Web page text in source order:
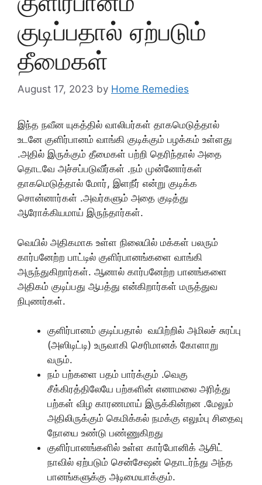
குடிப்பதால் ஏற்படும்
தீமைகள்
August 17, 2023 by Home Remedies
இந்த நவீன யுகத்தில் வாலிபர்கள் தாகமெடுத்தால்
உடனே குளிர்பானம் வாங்கி குடிக்கும் பழக்கம் உள்ளது
.அதில் இருக்கும் தீமைகள் பற்றி தெரிந்தால் அதை
தொடவே அச்சப்படுவீர்கள் .நம் முன்னோர்கள்
தாகமெடுத்தால் மோர், இளநீர் என்று குடிக்க
சொன்னார்கள் .அவர்களும் அதை குடித்து
ஆரோக்கியமாய் இருந்தார்கள்.
வெயில் அதிகமாக உள்ள நிலையில் மக்கள் பலரும்
கார்பனேற்ற பாட்டில் குளிர்பானங்களை வாங்கி
அருந்துகிறார்கள். ஆனால் கார்பனேற்ற பானங்களை
அதிகம் குடிப்பது ஆபத்து என்கிறார்கள் மருத்துவ
நிபுணர்கள்.
குளிர்பானம் குடிப்பதால் வயிற்றில் அமிலச் சுரப்பு
(அஸிடிட்டி) உருவாகி செரிமானக் கோளாறு
வரும்.
நம் பற்களை பதம் பார்க்கும் .வெகு
சீக்கிரத்திலேயே பற்களின் எனாமலை அரித்து
பற்கள் விழ காரணமாய் இருக்கின்றன .மேலும்
அதிலிருக்கும் கெமிக்கல் நமக்கு எலும்பு சிதைவு
நோயை உண்டு பண்ணுகிறது
குளிர்பானங்களில் உள்ள கார்போனிக் ஆசிட்
நாவில் ஏற்படும் சென்சேஷன் தொடர்ந்து அந்த
பானங்களுக்கு அடிமையாக்கும்.